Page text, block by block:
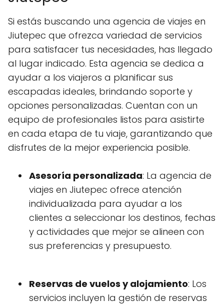
Si estás buscando una agencia de viajes en
Jiutepec que ofrezca variedad de servicios
para satisfacer tus necesidades, has llegado
al lugar indicado. Esta agencia se dedica a
ayudar a los viajeros a planificar sus
escapadas ideales, brindando soporte y
opciones personalizadas. Cuentan con un
equipo de profesionales listos para asistirte
en cada etapa de tu viaje, garantizando que
disfrutes de la mejor experiencia posible.
Asesoría personalizada: La agencia de
viajes en Jiutepec ofrece atención
individualizada para ayudar a los
clientes a seleccionar los destinos, fechas
y actividades que mejor se alineen con
sus preferencias y presupuesto.
Reservas de vuelos y alojamiento: Los
servicios incluyen la gestión de reservas